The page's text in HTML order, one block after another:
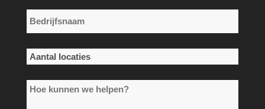
Bedrijfsnaam
*
Aantal
*Hoe